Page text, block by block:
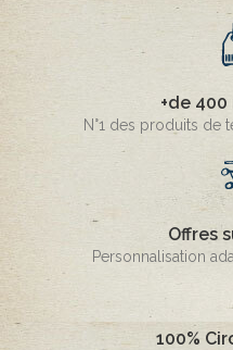
+de
N°1 des produits de
Offres
Personnalisation
100%